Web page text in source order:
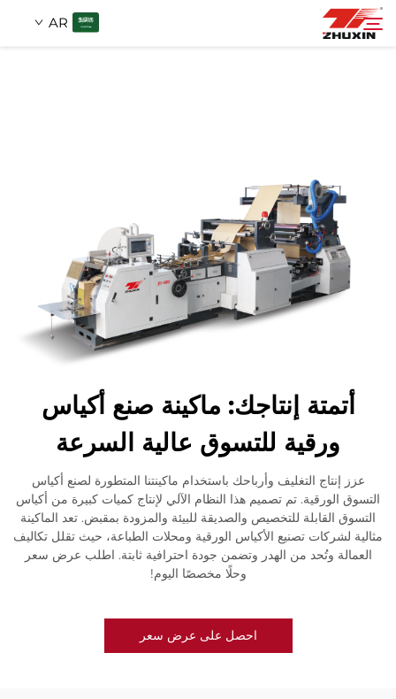
AR
شركة
أخبار
أتمتة إنتاجك: ماكينة صنع أكياس
ورقية للتسوق عالية السرعة
عزز إنتاج التغليف وأرباحك باستخدام ماكينتنا المتطورة لصنع أكياس
التسوق الورقية. تم تصميم هذا النظام الآلي لإنتاج كميات كبيرة من أكياس
التسوق القابلة للتخصيص والصديقة للبيئة والمزودة بمقبض. تعد الماكينة
مثالية لشركات تصنيع الأكياس الورقية ومحلات الطباعة، حيث تقلل تكاليف
العمالة وتُحد من الهدر وتضمن جودة احترافية ثابتة. اطلب عرض سعر
وحلًا مخصصًا اليوم!
احصل على عرض سعر